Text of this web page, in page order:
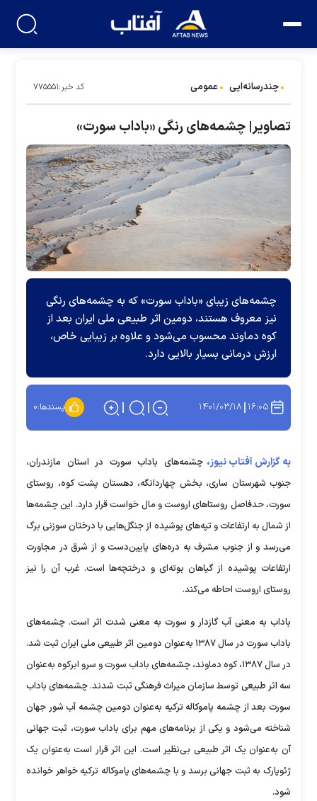
چندرسانه‌ایی عمومی کد خبر:۷۷۵۵۵۱
تصاویر| چشمه‌های رنگی «باداب سورت»
چشمه‌های زیبای «باداب سورت» که به چشمه‌های رنگی
نیز معروف هستند، دومین اثر طبیعی ملی ایران بعد از
کوه دماوند محسوب می‌شود و علاوه بر زیبایی خاص،
ارزش درمانی بسیار بالایی دارد.
۱۶:۰۵ ۱۴۰۱/۰۳/۱۸ پسندها:۰
به گزارش آفتاب نیوز، چشمه‌های باداب سورت در استان مازندران،
جنوب شهرستان ساری، بخش چهاردانگه، دهستان پشت کوه، روستای
سورت، حدفاصل روستاهای اروست و مال خواست قرار دارد. این چشمه‌ها
از شمال به ارتفاعات و تپه‌های پوشیده از جنگل‌هایی با درختان سوزنی برگ
می‌رسد و از جنوب مشرف به دره‌های پایین‌دست و از شرق در مجاورت
ارتفاعات پوشیده از گیاهان بوته‌ای و درختچه‌ها است. غرب آن را نیز
روستای اروست احاطه می‌کند.
باداب به معنی آب گازدار و سورت به معنی شدت اثر است. چشمه‌های
باداب سورت در سال ۱۳۸۷ به‌عنوان دومین اثر طبیعی ملی ایران ثبت شد.
در سال ۱۳۸۷، کوه دماوند، چشمه‌های باداب سورت و سرو ابرکوه به‌عنوان
سه اثر طبیعی توسط سازمان میراث فرهنگی ثبت شدند. چشمه‌های باداب
سورت بعد از چشمه پاموکاله ترکیه به‌عنوان دومین چشمه آب شور جهان
شناخته می‌شود و یکی از برنامه‌های مهم برای باداب سورت، ثبت جهانی
آن به‌عنوان یک اثر طبیعی بی‌نظیر است. این اثر قرار است به‌عنوان یک
ژئوپارک به ثبت جهانی برسد و با چشمه‌های پاموکاله ترکیه خواهر خوانده
شود.